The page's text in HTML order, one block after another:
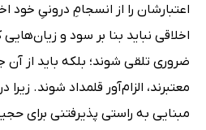
اعتبارشان را از انسجامِ درونیِ خود
اخلاقی نباید بنا بر سود و زیان‌هایی
ضروری تلقی شوند؛ بلکه باید از
معتبرند، الزام‌آور قلمداد شوند.
مبنایی به راستی پذیرفتنی برای